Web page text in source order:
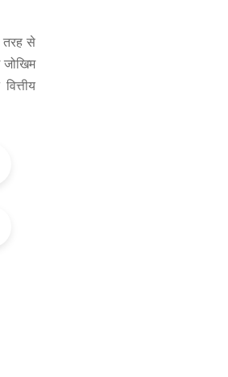
तरह से
जोखिम